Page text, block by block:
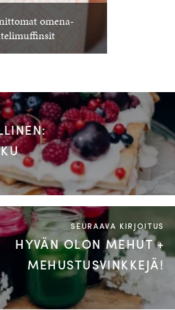
omena-
SEURAAVA KIRJOITUS
HYVÄN OLON MEHUT +
MEHUSTUSVINKKEJÄ!